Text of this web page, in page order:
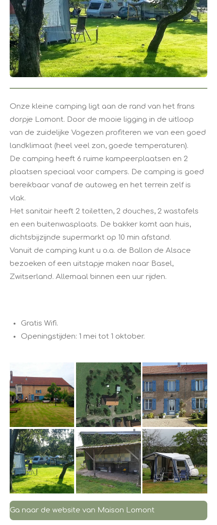
​Onze kleine camping ligt aan de rand van het frans
dorpje Lomont. Door de mooie ligging in de uitloop
van de zuidelijke Vogezen profiteren we van een goed
landklimaat (heel veel zon, goede temperaturen).
De camping heeft 6 ruime kampeerplaatsen en 2
plaatsen speciaal voor campers. De camping is goed
bereikbaar vanaf de autoweg en het terrein zelf is
vlak.
Het sanitair heeft 2 toiletten, 2 douches, 2 wastafels
en een buitenwasplaats. De bakker komt aan huis,
dichtsbijzijnde supermarkt op 10 min afstand.
Vanuit de camping kunt u o.a. de Ballon de Alsace
bezoeken of een uitstapje maken naar Basel,
Zwitserland. Allemaal binnen een uur rijden.
Gratis Wifi.​
​Openingstijden: 1 mei tot 1 oktober.
Ga naar de website van Maison Lomont